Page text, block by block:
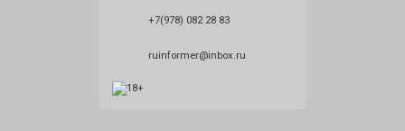
+7(978) 082 28 83
ruinformer@inbox.ru